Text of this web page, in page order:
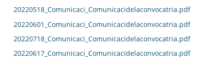
20220518_Comunicaci_Comunicacidelaconvocatria.pdf
20220601_Comunicaci_Comunicacidelaconvocatria.pdf
20220718_Comunicaci_Comunicacidelaconvocatria.pdf
20220617_Comunicaci_Comunicacidelaconvocatria.pdf